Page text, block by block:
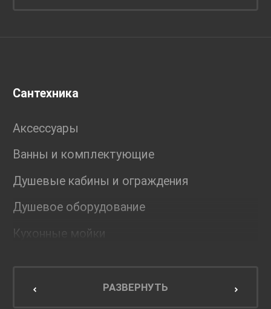
Сантехника
Аксессуары
Ванны и комплектующие
Душевые кабины и ограждения
Душевое оборудование
Кухонные мойки
Мебель для кухниРАЗВЕРНУТЬ